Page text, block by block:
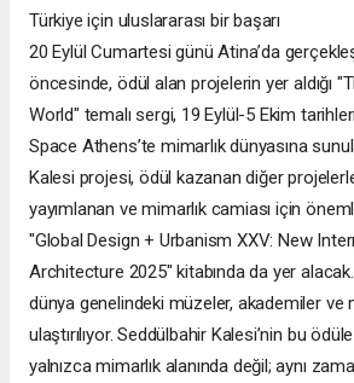
Türkiye için uluslararası bir başarı
20 Eylül Cumartesi günü Atina’da
öncesinde, ödül alan projelerin yer aldığı
World" temalı sergi, 19 Eylül-5 Ekim
Space Athens’te mimarlık dünyasına
Kalesi projesi, ödül kazanan diğer
yayımlanan ve mimarlık camiası için
"Global Design + Urbanism XXV: New
Architecture 2025" kitabında da yer
dünya genelindeki müzeler, akademiler ve
ulaştırılıyor. Seddülbahir Kalesi’nin bu
yalnızca mimarlık alanında değil; aynı